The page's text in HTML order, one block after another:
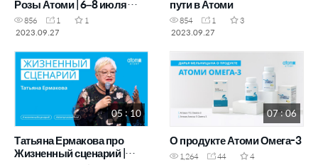
Розы Атоми | 6–8 июля
2023 г.
856 1
1
2023.09.27
пути в Атоми
854 1
3
2023.09.27
05 : 10
Татьяна Ермакова про
Жизненный сценарий |
07 : 06
О продукте Атоми Омега-3
1,264 44
4